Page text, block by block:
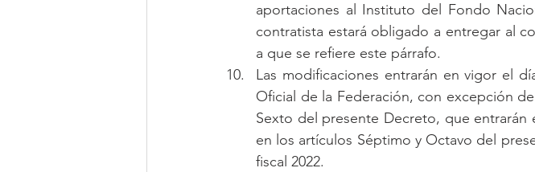
aportaciones al Instituto del Fondo
contratista estará obligado a entregar al
a que se refiere este párrafo.
Las modificaciones entrarán en vigor el
Oficial de la Federación, con excepción
Sexto del presente Decreto, que
en los artículos Séptimo y Octavo del
fiscal 2022.